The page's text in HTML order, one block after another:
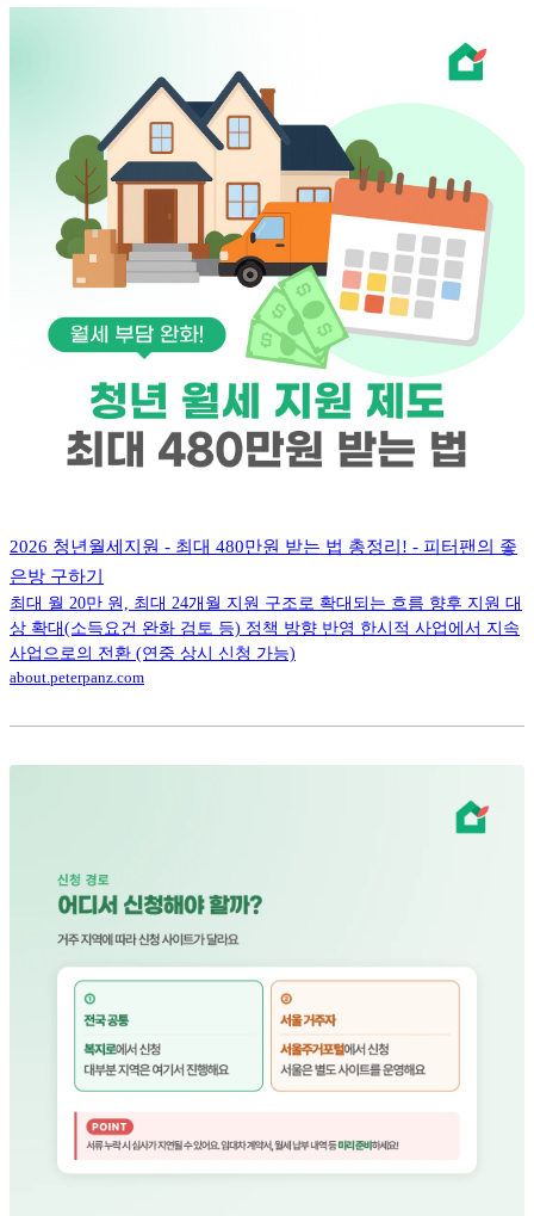
2026 청년월세지원 - 최대 480만원 받는 법 총정리! - 피터팬의 좋
은방 구하기
최대 월 20만 원, 최대 24개월 지원 구조로 확대되는 흐름 향후 지원 대
상 확대(소득요건 완화 검토 등) 정책 방향 반영 한시적 사업에서 지속
사업으로의 전환 (연중 상시 신청 가능)
about.peterpanz.com